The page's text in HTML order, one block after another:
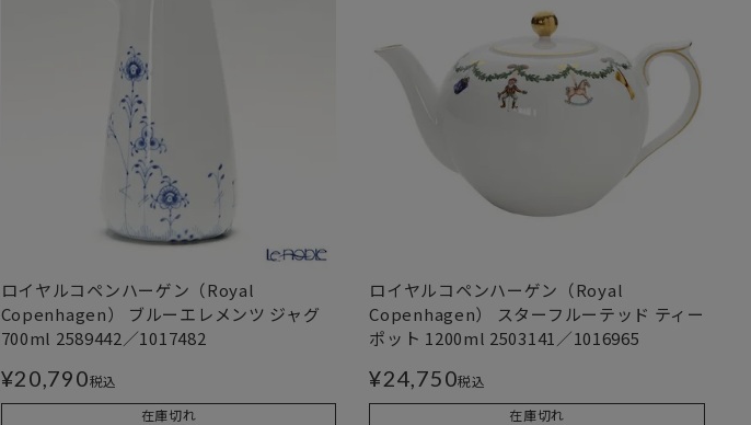
ロイヤルコペンハーゲン（Royal
Copenhagen） ブルーエレメンツ ジャグ
700ml 2589442／1017482
¥20,790税込
在庫切れ
ロイヤルコペンハーゲン（Royal
Copenhagen） スターフルーテッド ティー
ポット 1200ml 2503141／1016965
¥24,750税込
在庫切れ